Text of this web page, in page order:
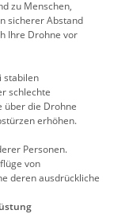
zu Menschen,
sicherer Abstand
Ihre Drohne vor
stabilen
schlechte
über die Drohne
erhöhen.
Personen.
von
deren ausdrückliche